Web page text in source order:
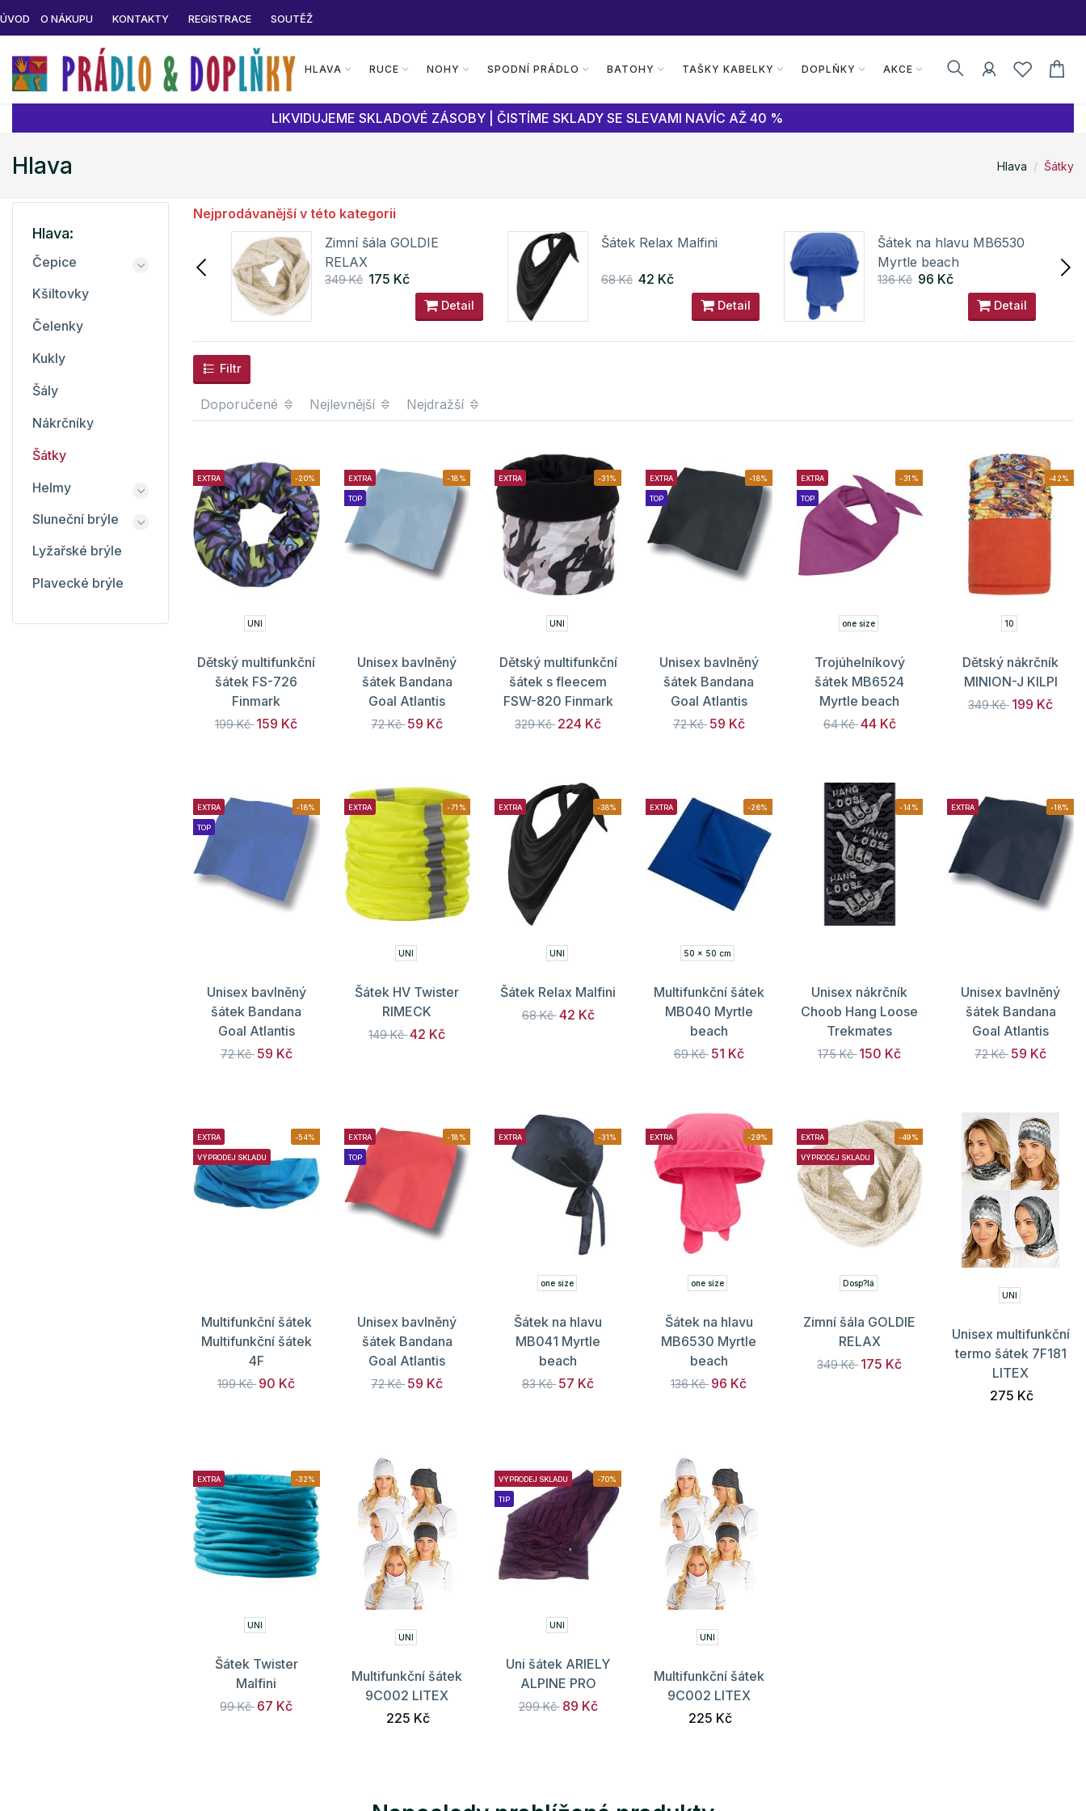
ÚVOD O NÁKUPU KONTAKTY REGISTRACE SOUTĚŽ
HLAVA RUCE NOHY SPODNÍ PRÁDLO BATOHY TAŠKY KABELKY DOPLŇKY AKCE
LIKVIDUJEME SKLADOVÉ ZÁSOBY | ČISTÍME SKLADY SE SLEVAMI NAVÍC AŽ 40 %
Hlava Hlava Šátky
Nejprodávanější v této kategorii
Šátek Twister Malfini
Zimní šála GOLDIE
RELAX
349 Kč 175 Kč
Detail
Šátek Relax Malfini
68 Kč 42 Kč
Detail
Šátek na hlavu MB6530
Myrtle beach
136 Kč 96 Kč
Detail
Filtr
Doporučené Nejlevnější Nejdražší
EXTRA -20%
UNI
Dětský multifunkční
šátek FS-726
Finmark
199 Kč 159 Kč
EXTRA
TOP
-18%
Unisex bavlněný
šátek Bandana
Goal Atlantis
72 Kč 59 Kč
EXTRA -31%
UNI
Dětský multifunkční
šátek s fleecem
FSW-820 Finmark
329 Kč 224 Kč
EXTRA
TOP
-18%
Unisex bavlněný
šátek Bandana
Goal Atlantis
72 Kč 59 Kč
EXTRA
TOP
-31%
one size
Trojúhelníkový
šátek MB6524
Myrtle beach
64 Kč44 Kč
-42%
10
Dětský nákrčník
MINION-J KILPI
349 Kč 199 Kč
EXTRA
TOP
-18%
Unisex bavlněný
šátek Bandana
Goal Atlantis
72 Kč 59 Kč
EXTRA -71%
UNI
Šátek HV Twister
RIMECK
149 Kč42 Kč
EXTRA -38%
UNI
Šátek Relax Malfini
68 Kč42 Kč
EXTRA -26%
50 x 50 cm
Multifunkční šátek
MB040 Myrtle
beach
69 Kč 51 Kč
-14%
Unisex nákrčník
Choob Hang Loose
Trekmates
175 Kč 150 Kč
EXTRA -18%
Unisex bavlněný
šátek Bandana
Goal Atlantis
72 Kč 59 Kč
EXTRA
VÝPRODEJ SKLADU
-54%
Multifunkční šátek
Multifunkční šátek
4F
199 Kč 90 Kč
EXTRA
TOP
-18%
Unisex bavlněný
šátek Bandana
Goal Atlantis
72 Kč 59 Kč
EXTRA -31%
one size
Šátek na hlavu
MB041 Myrtle
beach
83 Kč 57 Kč
EXTRA -29%
one size
Šátek na hlavu
MB6530 Myrtle
beach
136 Kč 96 Kč
EXTRA
VÝPRODEJ SKLADU
-49%
Dosp?lá
Zimní šála GOLDIE
RELAX
349 Kč 175 Kč
UNI
Unisex multifunkční
termo šátek 7F181
LITEX
275 Kč
EXTRA -32%
UNI
Šátek Twister
Malfini
99 Kč 67 Kč
UNI
Multifunkční šátek
9C002 LITEX
225 Kč
VÝPRODEJ SKLADU
TIP
-70%
UNI
Uni šátek ARIELY
ALPINE PRO
299 Kč 89 Kč
UNI
Multifunkční šátek
9C002 LITEX
225 Kč
Hlava:
Čepice
Kšiltovky
Čelenky
Kukly
Šály
Nákrčníky
Šátky
Helmy
Sluneční brýle
Lyžařské brýle
Plavecké brýle